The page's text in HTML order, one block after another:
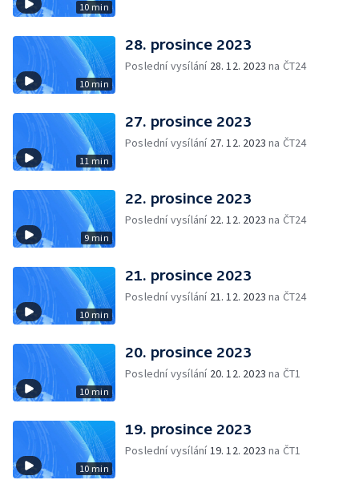
10 min
10 min
28. prosince 2023
Poslední vysílání 28. 12. 2023 na ČT24
11 min
27. prosince 2023
Poslední vysílání 27. 12. 2023 na ČT24
9 min
22. prosince 2023
Poslední vysílání 22. 12. 2023 na ČT24
10 min
21. prosince 2023
Poslední vysílání 21. 12. 2023 na ČT24
10 min
20. prosince 2023
Poslední vysílání 20. 12. 2023 na ČT1
10 min
19. prosince 2023
Poslední vysílání19. 12. 2023 na ČT1